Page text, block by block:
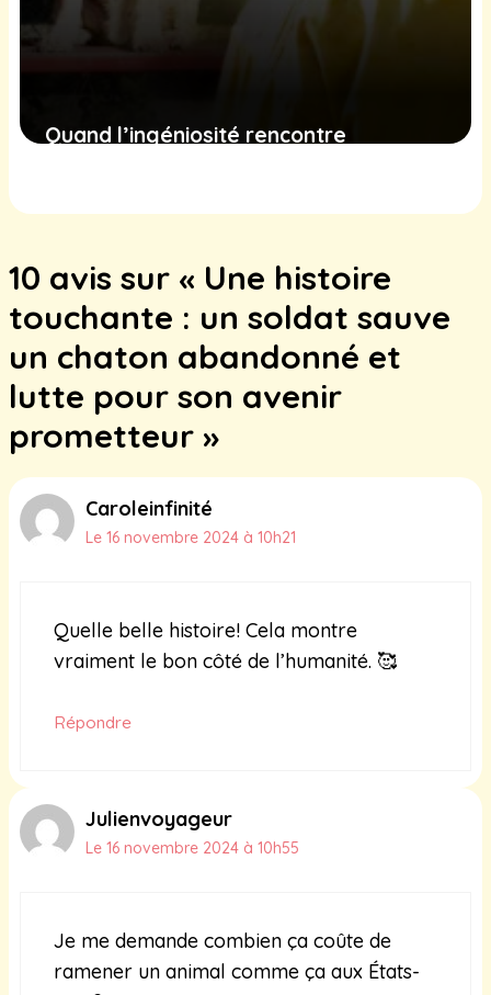
Quand l’ingéniosité rencontre
10 avis sur « Une histoire
touchante : un soldat sauve
un chaton abandonné et
lutte pour son avenir
prometteur »
Caroleinfinité
Le 16 novembre 2024 à 10h21
Quelle belle histoire! Cela montre
vraiment le bon côté de l’humanité. 🥰
Répondre
Julienvoyageur
Le 16 novembre 2024 à 10h55
Je me demande combien ça coûte de
ramener un animal comme ça aux États-